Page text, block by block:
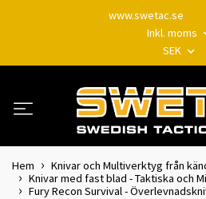
www.swetac.se
Inkl. moms
SEK
Hem
Knivar och Multiverktyg från
Knivar med fast blad - Taktiska och
Fury Recon Survival -